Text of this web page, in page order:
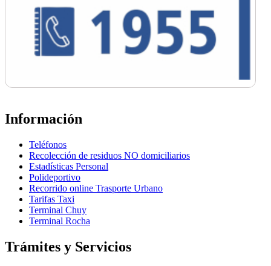
Información
Teléfonos
Recolección de residuos NO domiciliarios
Estadísticas Personal
Polideportivo
Recorrido online Trasporte Urbano
Tarifas Taxi
Terminal Chuy
Terminal Rocha
Trámites y Servicios